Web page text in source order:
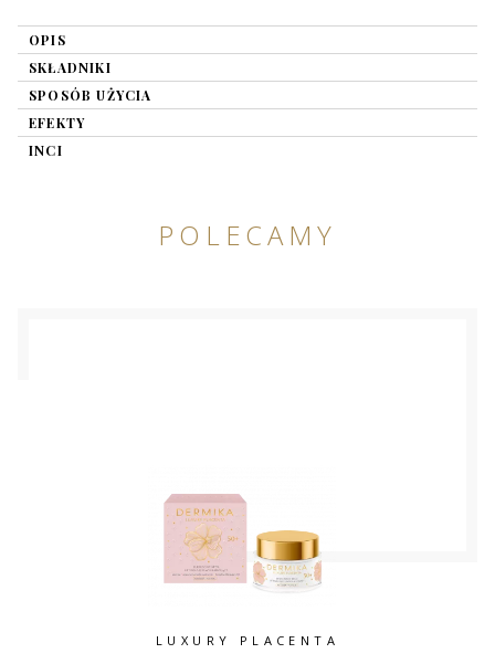
OPIS
SKŁADNIKI
SPOSÓB UŻYCIA
EFEKTY
INCI
POLECAMY
LUXURY PLACENTA